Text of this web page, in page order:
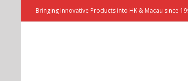
Bringing Innovative Products into HK & Macau since